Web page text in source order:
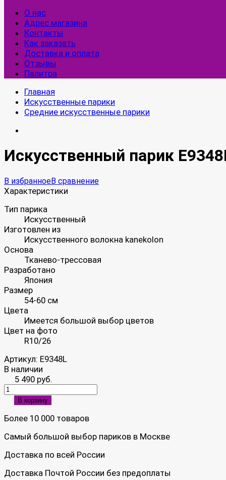
О нас
Адрес магазина
Контакты
Как заказать
Доставка и оплата
Отзывы
Палитра
Главная
Искусственные парики
Средние искусственные парики
Искусственный парик
В избранноеВ сравнение
Характеристики
Тип парика
Искусственный
Изготовлен из
Искусственного волокна kanekolon
Основа
Тканево-трессовая
Разработано
Япония
Размер
54-60 см
Цвета
Имеется большой выбор цветов
Цвет на фото
R10/26
Артикул: E9348L
В наличии
5 490 руб.
В корзину
Более 10 000 товаров
Самый большой выбор париков в Москве
Доставка по всей России
Доставка Почтой России без предоплаты